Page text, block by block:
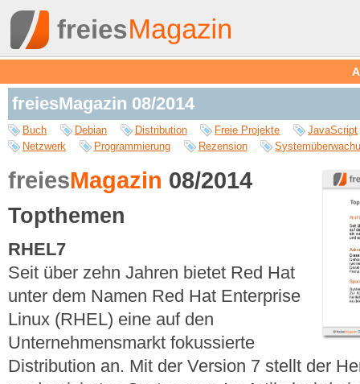
freiesMagazin 08/2014
Buch Debian Distribution Freie Projekte
JavaScript
Netzwerk
Programmierung Rezension
freiesMagazin 08/2014
Topthemen
RHEL7
Seit über zehn Jahren bietet Red Hat
unter dem Namen Red Hat Enterprise
Linux (RHEL) eine auf den
Unternehmensmarkt fokussierte
Distribution an. Mit der Version 7 stellt der